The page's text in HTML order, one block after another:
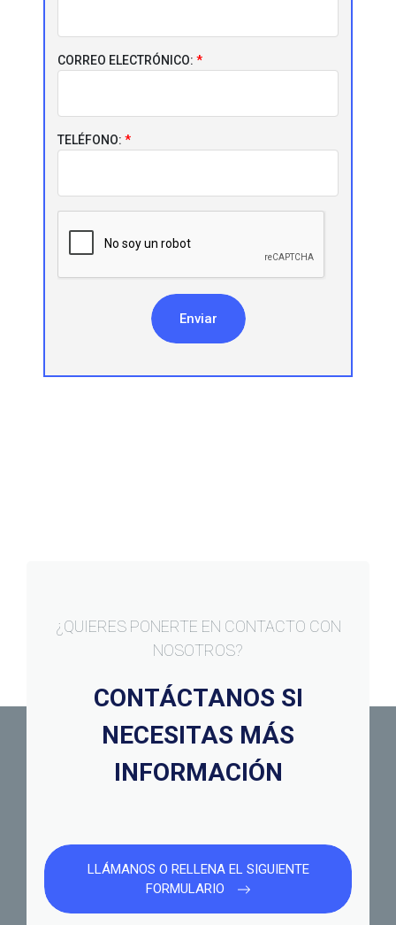
CORREO ELECTRÓNICO:
TELÉFONO:
Enviar
¿QUIERES PONERTE EN CONTACTO CON
NOSOTROS?
CONTÁCTANOS SI
NECESITAS MÁS
INFORMACIÓN
LLÁMANOS O RELLENA EL SIGUIENTE
FORMULARIO